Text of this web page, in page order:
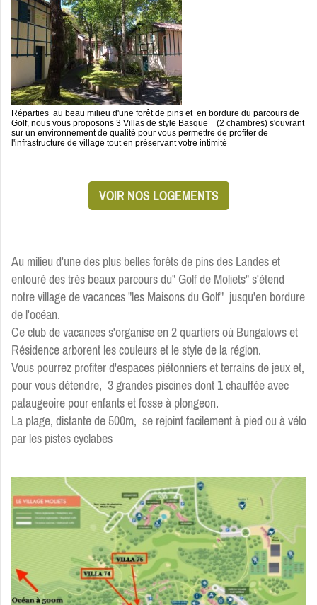
Réparties au beau milieu d'une forêt de pins et en bordure du parcours de
Golf, nous vous proposons 3 Villas de style Basque (2 chambres) s'ouvrant
sur un environnement de qualité pour vous permettre de profiter de
l'infrastructure de village tout en préservant votre intimité
VOIR NOS LOGEMENTS
Au milieu d'une des plus belles forêts de pins des Landes et
entouré des très beaux parcours du" Golf de Moliets" s'étend
notre village de vacances "les Maisons du Golf" jusqu'en bordure
de l'océan.
Ce club de vacances s'organise en 2 quartiers où Bungalows et
Résidence arborent les couleurs et le style de la région.
Vous pourrez profiter d'espaces piétonniers et terrains de jeux et,
pour vous détendre, 3 grandes piscines dont 1 chauffée avec
pataugeoire pour enfants et fosse à plongeon.
La plage, distante de 500m, se rejoint facilement à pied ou à vélo
par les pistes cyclabes